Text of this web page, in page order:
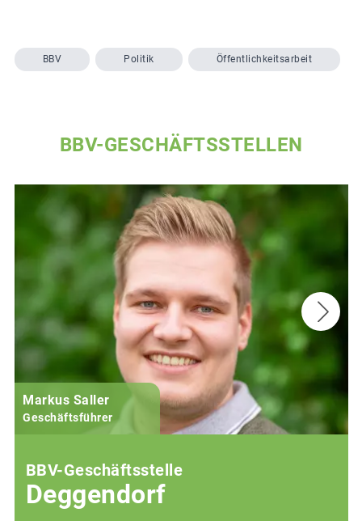
BBV Politik Öffentlichkeitsarbeit
BBV-GESCHÄFTSSTELLEN
Markus Saller
Geschäftsführer
BBV-Geschäftsstelle
Deggendorf